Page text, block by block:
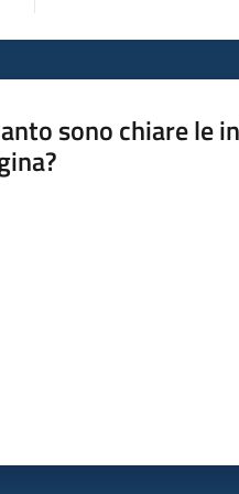
sono chiare le